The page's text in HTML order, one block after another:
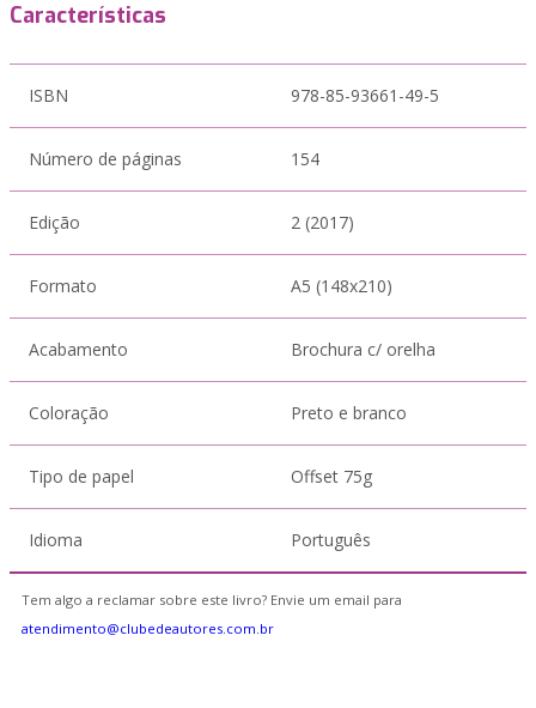
Características
ISBN 978-85-93661-49-5
Número de páginas 154
Edição 2 (2017)
Formato A5 (148x210)
Acabamento Brochura c/ orelha
Coloração Preto e branco
Tipo de papel Offset 75g
Idioma Português
Tem algo a reclamar sobre este livro? Envie um email para
atendimento@clubedeautores.com.br